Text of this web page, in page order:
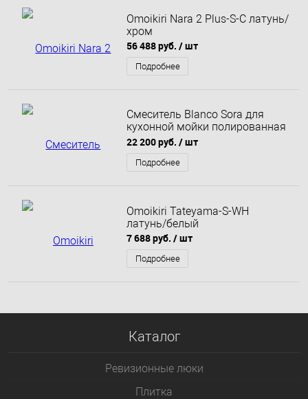
Omoikiri Nara 2 Plus-S-C латунь/
хром
56 488 руб. / шт
Подробнее
Смеситель Blanco Sora для
кухонной мойки полированная
латунь
22 200 руб. / шт
Подробнее
Omoikiri Tateyama-S-WH
латунь/белый
7 688 руб. / шт
Подробнее
Каталог
Ревизионные люки
Плитка